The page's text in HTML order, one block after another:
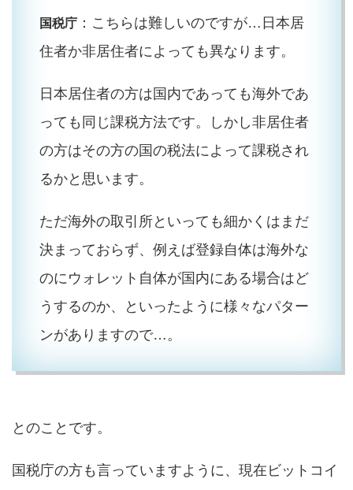
国税庁 ：こちらは難しいのですが…日本居
住者か非居住者によっても異なります。
日本居住者の方は国内であっても海外であ
っても同じ課税方法です。しかし非居住者
の方はその方の国の税法によって課税され
るかと思います。
ただ海外の取引所といっても細かくはまだ
決まっておらず、例えば登録自体は海外な
のにウォレット自体が国内にある場合はど
うするのか、といったように様々なパター
ンがありますので…。
とのことです。
国税庁の方も言っていますように、現在ビットコイ